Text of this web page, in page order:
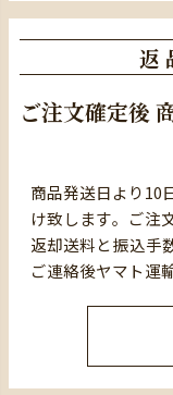
返
ご注文確定後
商品発送日より10
け致します。ご注
返却送料と振込手
ご連絡後ヤマト運